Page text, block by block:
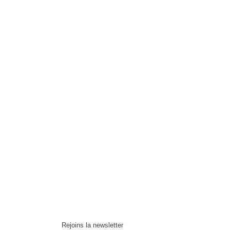
Rejoins la newsletter